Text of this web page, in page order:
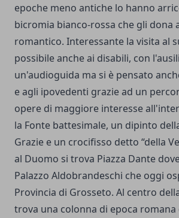
epoche meno antiche lo hanno
bicromia bianco-rossa che gli dona
romantico. Interessante la visita al
possibile anche ai disabili, con
un'audioguida ma si è pensato
e agli ipovedenti grazie ad un
opere di maggiore interesse
la Fonte battesimale, un dipinto
Grazie e un crocifisso detto “della
al Duomo si trova Piazza Dante
Palazzo Aldobrandeschi che oggi
Provincia di Grosseto. Al centro
trova una colonna di epoca romana